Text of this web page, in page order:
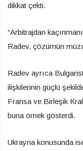
dikkat çekti.
“Arbitrajdan
Radev, çözümün
Radev ayrıca
ilişkilerinin güçlü
Fransa ve Birleşik
buna örnek gösterdi.
Ukrayna konusunda